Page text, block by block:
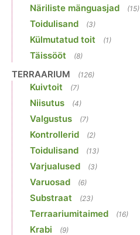
Näriliste mänguasjad (15)
Toidulisand (3)
Külmutatud toit (1)
Täissööt (8)
TERRAARIUM (126)
Kuivtoit (7)
Niisutus (4)
Valgustus (7)
Kontrollerid (2)
Toidulisand (13)
Varjualused (3)
Varuosad (6)
Substraat (23)
Terraariumitaimed (16)
Krabi (9)